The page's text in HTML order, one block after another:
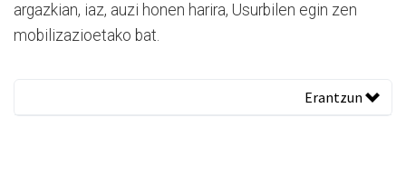
argazkian, iaz, auzi honen harira, Usurbilen egin zen
mobilizazioetako bat.
Erantzun